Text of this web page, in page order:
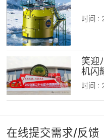
时间 :
笑迎
机闪
时间 :
在线提交需求/反馈